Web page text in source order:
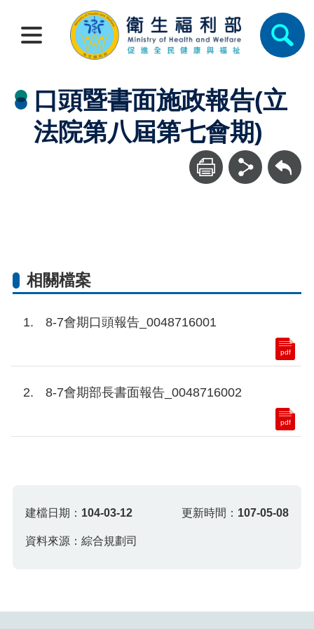
口頭暨書面施政報告(立
法院第八屆第七會期)
回上一頁
相關檔案
8-7會期口頭報告_0048716001
pdf
8-7會期部長書面報告_0048716002
pdf
建檔日期： 104-03-12 更新時間： 107-05-08
資料來源：綜合規劃司